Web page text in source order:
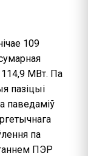
109
114,9 МВт. Па
пазіцыі
паведаміў
па
ПЭР